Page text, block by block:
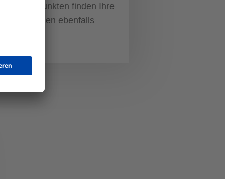
finden Ihre
Notizen ebenfalls